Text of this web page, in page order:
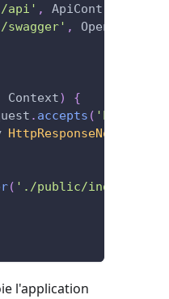
api' , ApiController
swagger' ,
Context)
{
. accepts ( 'html'
HttpResponseNotFound
( './public/index.html'
l'application